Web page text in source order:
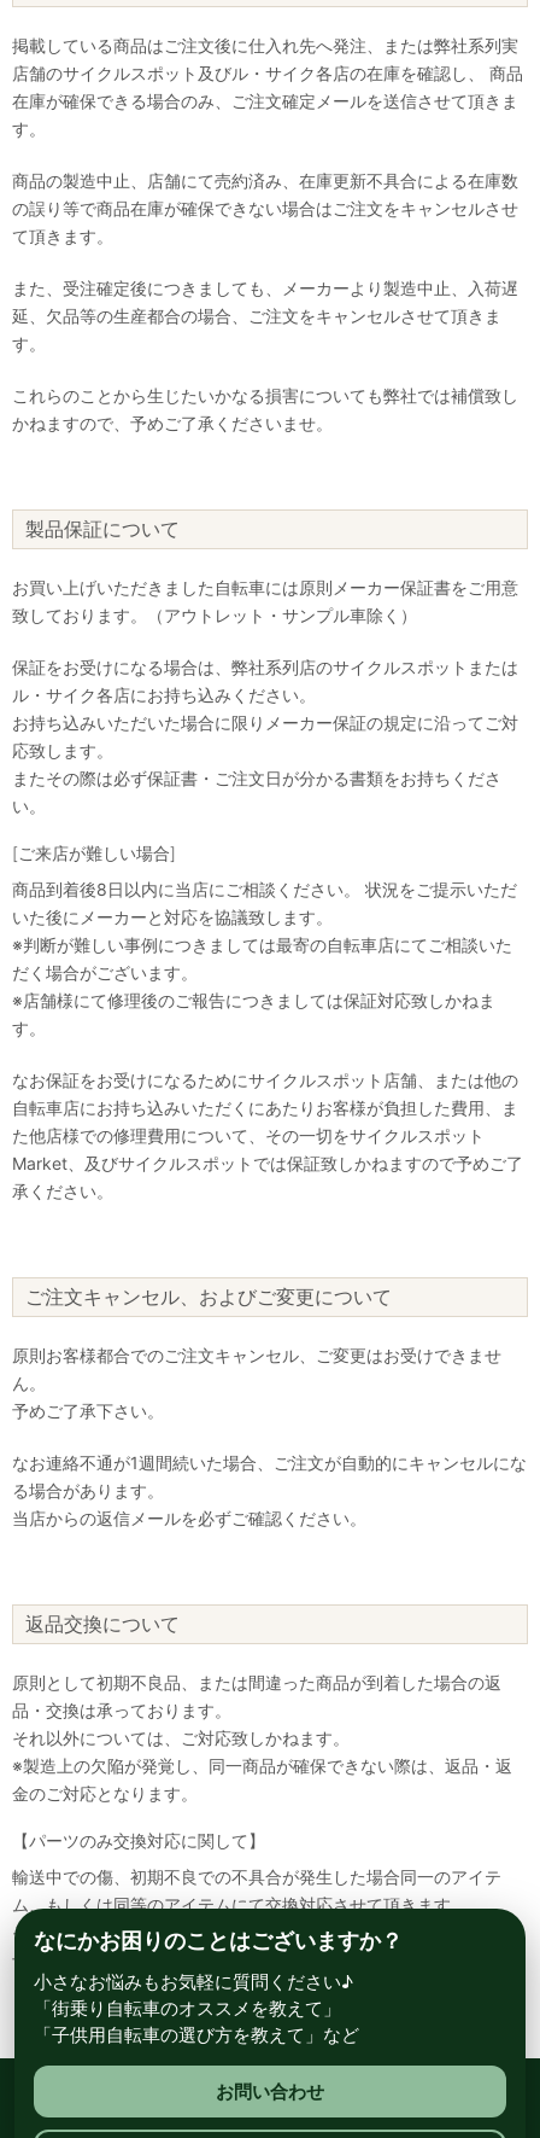
掲載している商品はご注文後に仕入れ先へ発注、または弊社系列実
店舗のサイクルスポット及びル・サイク各店の在庫を確認し、 商品
在庫が確保できる場合のみ、ご注文確定メールを送信させて頂きま
す。
商品の製造中止、店舗にて売約済み、在庫更新不具合による在庫数
の誤り等で商品在庫が確保できない場合はご注文をキャンセルさせ
て頂きます。
また、受注確定後につきましても、メーカーより製造中止、入荷遅
延、欠品等の生産都合の場合、ご注文をキャンセルさせて頂きま
す。
これらのことから生じたいかなる損害についても弊社では補償致し
かねますので、予めご了承くださいませ。
製品保証について
お買い上げいただきました自転車には原則メーカー保証書をご用意
致しております。（アウトレット・サンプル車除く）
保証をお受けになる場合は、弊社系列店のサイクルスポットまたは
ル・サイク各店にお持ち込みください。
お持ち込みいただいた場合に限りメーカー保証の規定に沿ってご対
応致します。
またその際は必ず保証書・ご注文日が分かる書類をお持ちくださ
い。
[ご来店が難しい場合]
商品到着後8日以内に当店にご相談ください。 状況をご提示いただ
いた後にメーカーと対応を協議致します。
※判断が難しい事例につきましては最寄の自転車店にてご相談いた
だく場合がございます。
※店舗様にて修理後のご報告につきましては保証対応致しかねま
す。
なお保証をお受けになるためにサイクルスポット店舗、または他の
自転車店にお持ち込みいただくにあたりお客様が負担した費用、ま
た他店様での修理費用について、その一切をサイクルスポット
Market、及びサイクルスポットでは保証致しかねますので予めご了
承ください。
ご注文キャンセル、およびご変更について
原則お客様都合でのご注文キャンセル、ご変更はお受けできませ
ん。
予めご了承下さい。
なお連絡不通が1週間続いた場合、ご注文が自動的にキャンセルにな
る場合があります。
当店からの返信メールを必ずご確認ください。
返品交換について
原則として初期不良品、または間違った商品が到着した場合の返
品・交換は承っております。
それ以外については、ご対応致しかねます。
※製造上の欠陥が発覚し、同一商品が確保できない際は、返品・返
金のご対応となります。
【パーツのみ交換対応に関して】
輸送中での傷、初期不良での不具合が発生した場合同一のアイテ
ム、もしくは同等のアイテムにて交換対応させて頂きます。
その場合該当部品を着払いにて返送して頂く必要が御座いますので
予めご了承ください。
総合自転車専門店 サイクルスポット ル・サイク
なにかお困りのことはございますか？
小さなお悩みもお気軽に質問ください♪
「街乗り自転車のオススメを教えて」
「子供用自転車の選び方を教えて」など
お問い合わせ